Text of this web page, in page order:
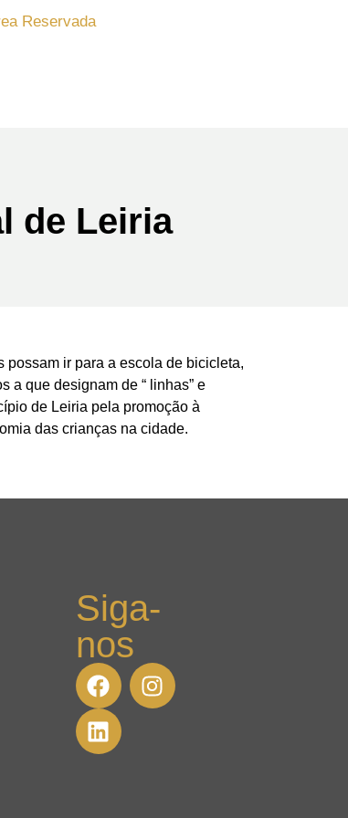
Reservada
de Leiria
possam ir para a escola de bicicleta,
a que designam de “ linhas” e
de Leiria pela promoção à
das crianças na cidade.
Siga-
nos